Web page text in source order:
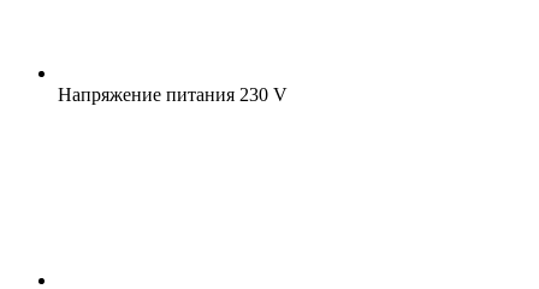
Напряжение питания 230 V